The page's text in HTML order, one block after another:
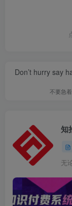
Don’t hurry say
不要急
知